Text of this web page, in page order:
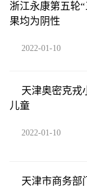
浙江永康第五轮
果均为阴性
2022-01-10
天津奥密克戎
儿童
2022-01-10
天津市商务部